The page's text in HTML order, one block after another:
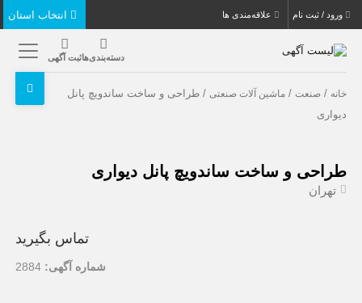
ورود / ثبت نام علاقه‌مندی ها
دسته‌بندی‌هاثبت آگهی
خانه /صنعت /ماشین آلات صنعتی / طراحی و ساخت ساندویچ پانل
دیواری
طراحی و ساخت ساندویچ پانل دیواری
تهران
تماس بگیرید
شماره آگهی: 2884